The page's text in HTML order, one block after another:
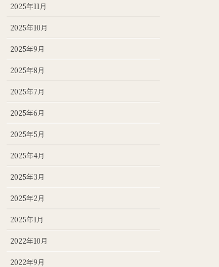
2025年11月
2025年10月
2025年9月
2025年8月
2025年7月
2025年6月
2025年5月
2025年4月
2025年3月
2025年2月
2025年1月
2022年10月
2022年9月